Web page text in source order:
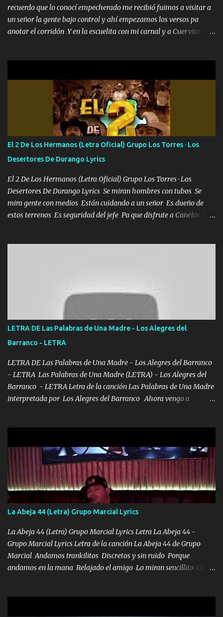
recuerdo que lo conocí empecherado me recibió fuimos a visitar a
un señor la gente bajo control y ahí empezamos los versos pa
anotar el corridón Y en la escuelita con mi carnal y a Cuervito
camisa es color Verde y peleam0s la Bandera por todita a la ciudad
con los drones patrullando la Frontera De Tijuana Bulevares
Bellas Artes me ve en las blancas ya hace falta mi APA FLACO
verde se le extraña pa que sepan Aquí Pura GENTE DE LA RANA 🐸
POR CLAVE ES EL CALI 4 EN LA CIUDAD TIJUANA Música Al
tirante andamos mi carnal atento a cualquier necesidad no porque
se ve limpio el camino nos confiamos al andar y nunca con la
misma piedra me vuelvo a tropezar Cuando ando de enamorado
en corto me tiró a per...
El 2 De Los Hermanos (Letra Oficial) Grupo Los Torres · Los
Desertores De Durango Lyrics
El 2 De Los Hermanos (Letra Oficial) Grupo Los Torres · Los
Desertores De Durango Lyrics Se miran hombres con tubos Se
mira gente con medios Están cuidando a un señor Es dueño de
estos terrenos Es seguridad del jefe Pa que disfrute a Canelos Es
ahí está el Hombre Cuarenta y también Pariente 7 arreglan
cualquier problema no más es cuestión que ordené NOS HACE
FALTA UN HERMANO DE CLAVE ERA EL 24 SIEMPRE FUE UN
HOMBRE VALIENTE POR ALGO M'URIÓ PELEAND0 SIEMPRE
VIO POR LA FAMILIA PARA QUE SIGA EL LEGADO Es el DOS de
los HERMANOS un cerebro inteligente y com...
LETRA DE Las Palabras de Una Madre - Los Alegres del
Barranco - LETRA
LETRA DE Las Palabras de Una Madre - Los Alegres del Barranco
- LETRA Las Palabras de Una Madre (LETRA) - Los Alegres del
Barranco - LETRA Letra de la canción Las Palabras de Una Madre
interpretada por Los Alegres del Barranco Ahora vengo a
quiso, él tiempo sigue pasando y nunca te olvidaremos, aquí
seguiré esperando hasta volvernos a vernos El recuerdo que yo
tengo de mi mente no se va, en mi corazón me llevo lo mismo que
tu papá, a veces me pongo triste porque no puedo mirarte, mas se
que tu me escuchas porque tu eres mi gran ángel, El desespero me
llega para reunirme contigo, tu iluminas mi sendero por siempre
serás mi niño, del amor que yo te tengo es co...
La Abeja 44 (Letra) Grupo Marcial Lyrics
La Abeja 44 (Letra) Grupo Marcial Lyrics Letra La Abeja 44 -
Grupo Marcial Lyrics Letra de la canción La Abeja 44 de Grupo
Marcial Andamos trankilitos Discretos y sin ruido Porque
andamos en la mana Relajado el amigo Lo miran sencillito Con